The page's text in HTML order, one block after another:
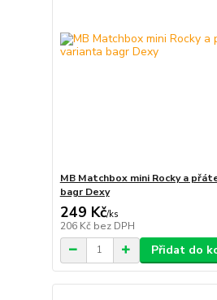
MB Matchbox mini Rocky a
bagr Dexy
249 Kč/ks
206 Kč bez DPH
Přidat do